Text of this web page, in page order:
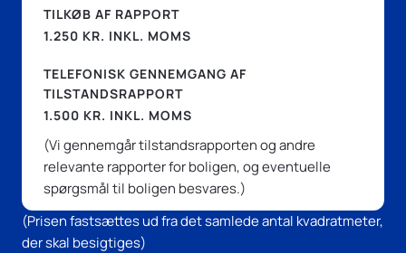
TILKØB AF RAPPORT
1.250 KR. INKL. MOMS
TELEFONISK GENNEMGANG AF
TILSTANDSRAPPORT
1.500 KR. INKL. MOMS
(Vi gennemgår tilstandsrapporten og andre
relevante rapporter for boligen, og eventuelle
spørgsmål til boligen besvares.)
(Prisen fastsættes ud fra det samlede antal kvadratmeter,
der skal besigtiges)